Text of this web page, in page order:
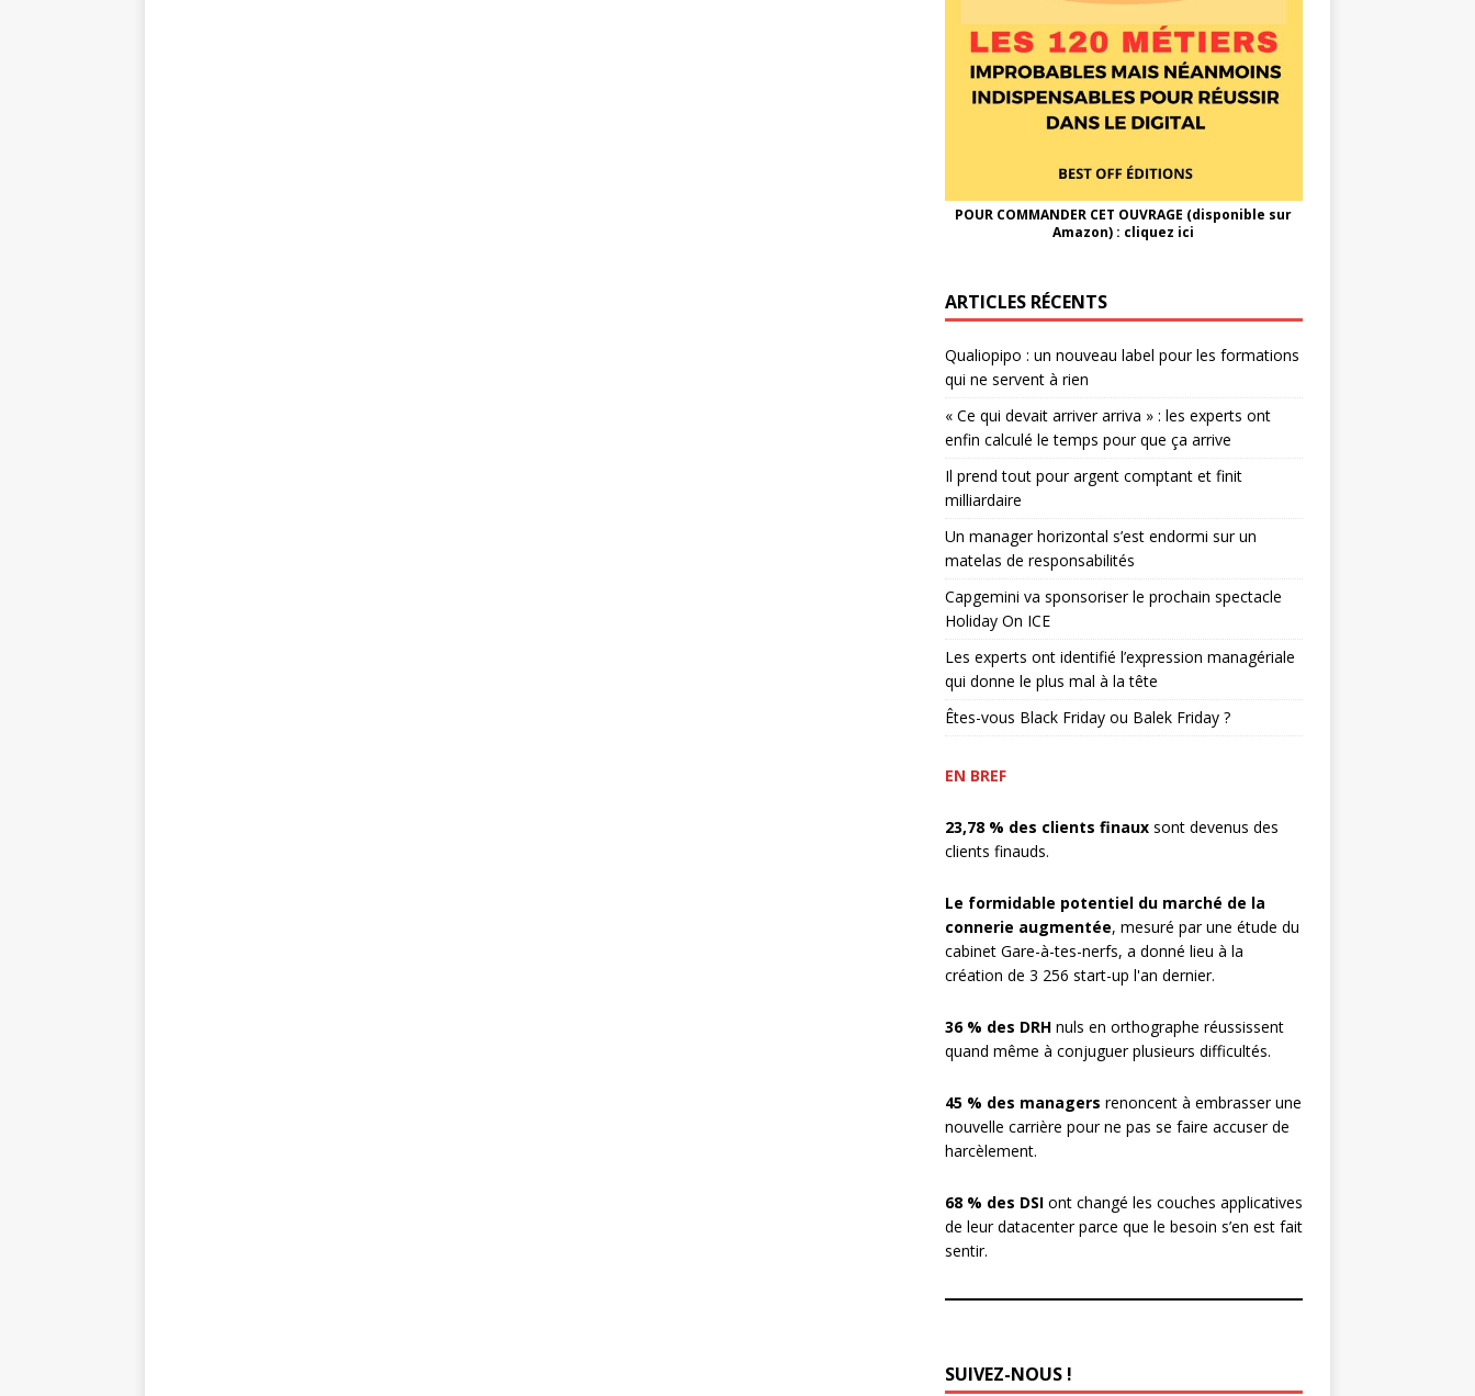
POUR COMMANDER CET OUVRAGE (disponible sur
Amazon) : cliquez ici
ARTICLES RÉCENTS
Qualiopipo : un nouveau label pour les formations
qui ne servent à rien
« Ce qui devait arriver arriva » : les experts ont
enfin calculé le temps pour que ça arrive
Il prend tout pour argent comptant et finit
milliardaire
Un manager horizontal s’est endormi sur un
matelas de responsabilités
Capgemini va sponsoriser le prochain spectacle
Holiday On ICE
Les experts ont identifié l’expression managériale
qui donne le plus mal à la tête
Êtes-vous Black Friday ou Balek Friday ?
EN BREF
23,78 % des clients finaux sont devenus des
clients finauds.
Le formidable potentiel du marché de la
connerie augmentée, mesuré par une étude du
cabinet Gare-à-tes-nerfs, a donné lieu à la
création de 3 256 start-up l'an dernier.
36 % des DRH nuls en orthographe réussissent
quand même à conjuguer plusieurs difficultés.
45 % des managers renoncent à embrasser une
nouvelle carrière pour ne pas se faire accuser de
harcèlement.
68 % des DSI ont changé les couches applicatives
de leur datacenter parce que le besoin s’en est fait
sentir.
SUIVEZ-NOUS !